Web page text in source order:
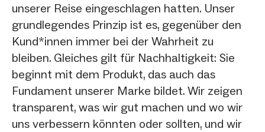
unserer Reise eingeschlagen hatten. Unser
grundlegendes Prinzip ist es, gegenüber den
Kund*innen immer bei der Wahrheit zu
bleiben. Gleiches gilt für Nachhaltigkeit: Sie
beginnt mit dem Produkt, das auch das
Fundament unserer Marke bildet. Wir zeigen
transparent, was wir gut machen und wo wir
uns verbessern könnten oder sollten, und wir